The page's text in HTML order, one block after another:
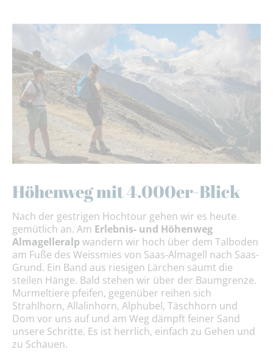
Höhenweg mit 4.000er-Blick
Nach der gestrigen Hochtour gehen wir es heute
gemütlich an. Am Erlebnis- und Höhenweg
Almagelleralpwandern wir hoch über dem Talboden
am Fuße des Weissmies von Saas-Almagell nach Saas-
Grund. Ein Band aus riesigen Lärchen säumt die
steilen Hänge. Bald stehen wir über der Baumgrenze.
Murmeltiere pfeifen, gegenüber reihen sich
Strahlhorn, Allalinhorn, Alphubel, Täschhorn und
Dom vor uns auf und am Weg dämpft feiner Sand
unsere Schritte. Es ist herrlich, einfach zu Gehen und
zu Schauen.